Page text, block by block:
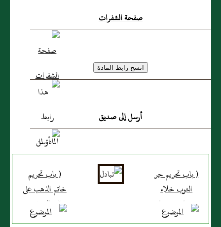
صفحة الشفرات
أرسل إلى صديق
( باب تحريم جر
الثوب خلاء
وبيان حد ما
يجوز ارخاؤه إليه
( باب تحريم
خاتم الذهب على
الرجال ونسخ
ماكان من